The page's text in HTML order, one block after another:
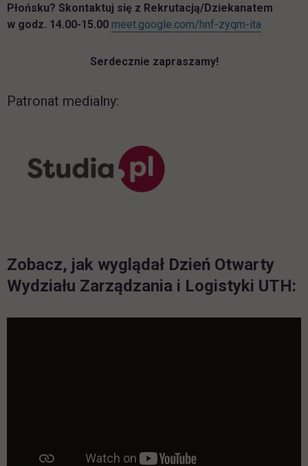
Płońsku? Skontaktuj się z Rekrutacją/Dziekanatem
w godz. 14.00-15.00 meet.google.com/hnf-zyqm-ita
Serdecznie zapraszamy!
Patronat medialny:
Zobacz, jak wyglądał Dzień Otwarty
Wydziału Zarządzania i Logistyki UTH: